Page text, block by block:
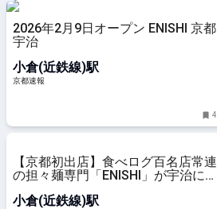
2026年2月9日オープン ENISHI 京都
宇治
小倉(近鉄線)駅
京都速報
4
【京都初出店】食べログ百名店常連
の担々麺専門「ENISHI」が宇治に
小倉(近鉄線)駅